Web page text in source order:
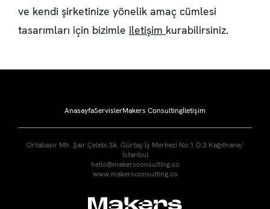
ve kendi şirketinize yönelik amaç cümlesi
tasarımları için bizimle iletişim kurabilirsiniz.
AnasayfaServislerMakers Consultingİletişim
Ortabayır Mh. Şair Çelebi Sk. Gürtaş İş Merkezi No:1 D:3 Kağıthane/
İstanbul
hello@makersconsulting.co
www.makersconsulting.co